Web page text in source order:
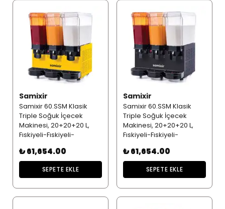
Samixir
Samixir 60.SSM Klasik
Triple Soğuk İçecek
Makinesi, 20+20+20 L,
Fıskiyeli-Fıskiyeli-
₺ 61,654.00
SEPETE EKLE
Samixir
Samixir 60.SSM Klasik
Triple Soğuk İçecek
Makinesi, 20+20+20 L,
Fıskiyeli-Fıskiyeli-
₺ 61,654.00
SEPETE EKLE